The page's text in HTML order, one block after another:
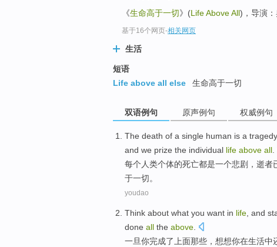
《生命高于一切》(Life Above All)，导演
基于16个网页-相关网页
生活
短语
Life above all else
生命高于一切
双语例句 原声例句 权威例句
The death of a single human is a tragedy
and we prize the individual life above all
每个 人类个体的死亡都是一个悲剧 ，逝者
于一切。
youdao
Think about what you want in life and
done all the above
一旦你完成了 上面那些， 想想你在生活中